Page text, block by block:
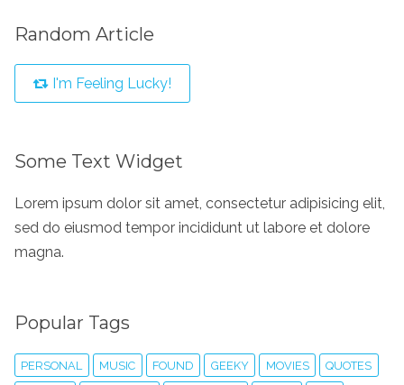
Random Article
I'm Feeling Lucky!
Some Text Widget
Lorem ipsum dolor sit amet, consectetur adipisicing elit,
sed do eiusmod tempor incididunt ut labore et dolore
magna.
Popular Tags
PERSONAL MUSIC FOUND GEEKY MOVIES QUOTES